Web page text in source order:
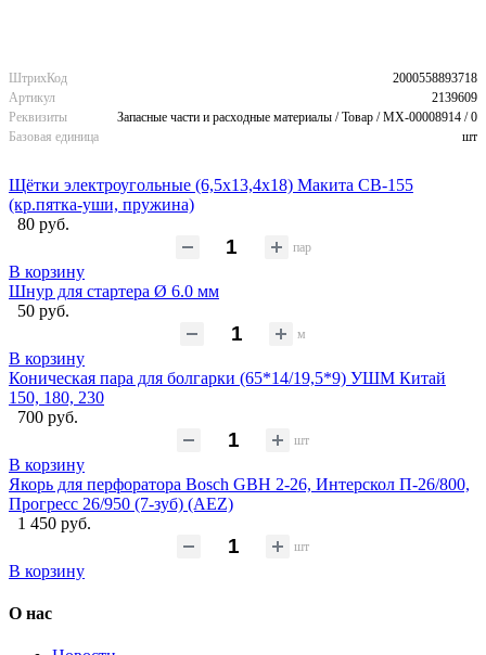
ШтрихКод
2000558893718
Артикул
2139609
Реквизиты
Запасные части и расходные материалы / Товар / MX-00008914 / 0
Базовая единица
шт
Щётки электроугольные (6,5х13,4х18) Макита CB-155
(кр.пятка-уши, пружина)
80 руб.
пар
В корзину
Шнур для стартера Ø 6.0 мм
50 руб.
м
В корзину
Коническая пара для болгарки (65*14/19,5*9) УШМ Китай
150, 180, 230
700 руб.
шт
В корзину
Якорь для перфоратора Bosch GBH 2-26, Интерскол П-26/800,
Прогресс 26/950 (7-зуб) (AEZ)
1 450 руб.
шт
В корзину
О нас